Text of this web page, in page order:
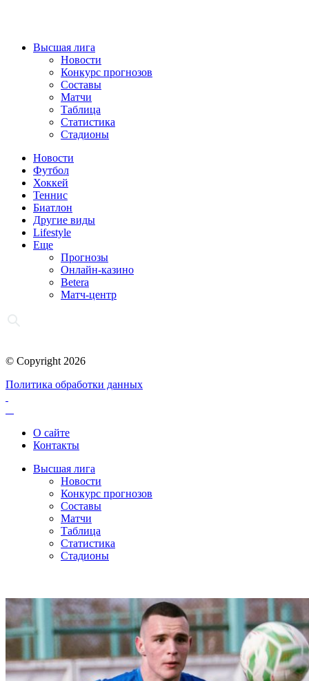
Высшая лига
Новости
Конкурс прогнозов
Составы
Матчи
Таблица
Статистика
Стадионы
Новости
Футбол
Хоккей
Теннис
Биатлон
Другие виды
Lifestyle
Еще
Прогнозы
Онлайн-казино
Betera
Матч-центр
© Copyright 2026
Политика обработки данных
О сайте
Контакты
Высшая лига
Новости
Конкурс прогнозов
Составы
Матчи
Таблица
Статистика
Стадионы